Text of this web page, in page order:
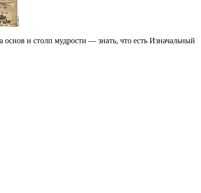
основ и столп мудрости — знать, что есть Изначальный